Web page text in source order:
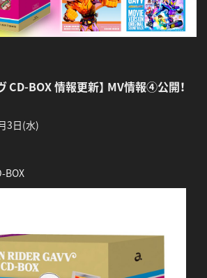
CD-BOX 情報更新】 MV情報④公開！
3日(水)
BOX